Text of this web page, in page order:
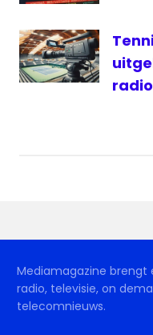
Mediamagazine brengt
radio, televisie, on
telecomnieuws.